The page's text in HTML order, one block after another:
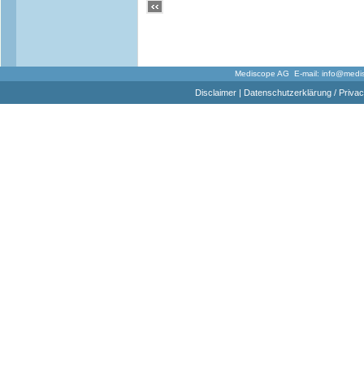
Mediscope AG E-mail:
Disclaimer| Datenschutzerklärung /